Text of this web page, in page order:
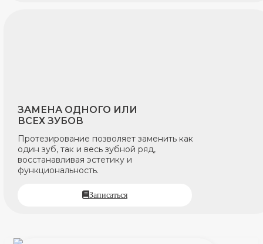
ЗАМЕНА ОДНОГО ИЛИ
ВСЕХ ЗУБОВ
Протезирование позволяет заменить как
один зуб, так и весь зубной ряд,
восстанавливая эстетику и
функциональность.
Записаться